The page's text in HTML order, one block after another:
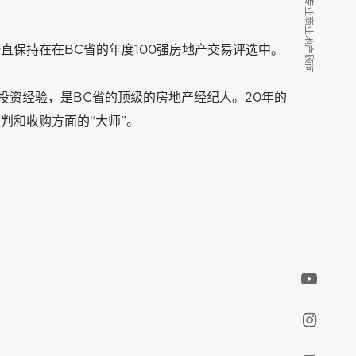
保持在在BC省的年度100强房地产交易评选中。
资经验，是BC省的顶级的房地产经纪人。20年的
和收购方面的“大师”。